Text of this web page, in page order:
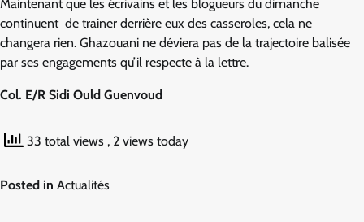
Maintenant que les écrivains et les blogueurs du dimanche
continuent de trainer derrière eux des casseroles, cela ne
changera rien. Ghazouani ne déviera pas de la trajectoire balisée
par ses engagements qu’il respecte à la lettre.
Col. E/R Sidi Ould Guenvoud
33 total views , 2 views today
Posted in Actualités